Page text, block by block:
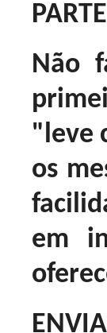
Não
"leve
os
em